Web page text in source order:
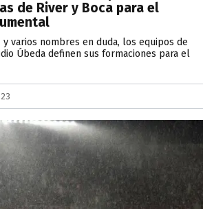
de River y Boca para el
y varios nombres en duda, los equipos de
Úbeda definen sus formaciones para el